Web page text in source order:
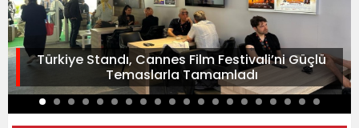
Türkiye Standı, Cannes Film Festivali’ni Güçlü
Temaslarla Tamamladı